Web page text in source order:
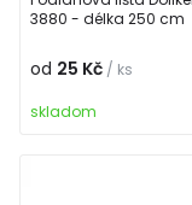
3880 - délka 250 cm
od 25 Kč / ks
skladom